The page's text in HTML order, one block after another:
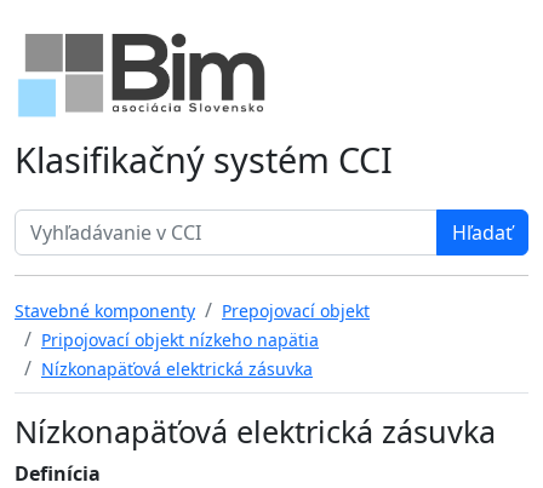
Klasifikačný systém CCI
Search term
Stavebné komponenty
Prepojovací objekt
Pripojovací objekt nízkeho napätia
Nízkonapäťová elektrická zásuvka
Nízkonapäťová elektrická zásuvka
Definícia